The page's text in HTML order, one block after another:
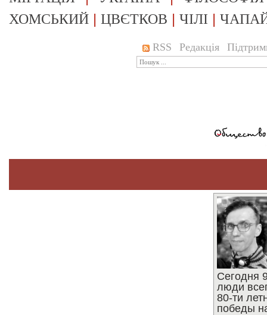
ХОМСЬКИЙ | ЦВЄТКОВ | ЧІЛІ |
RSS Редакція
Сегодня
люди
80-ти
победы